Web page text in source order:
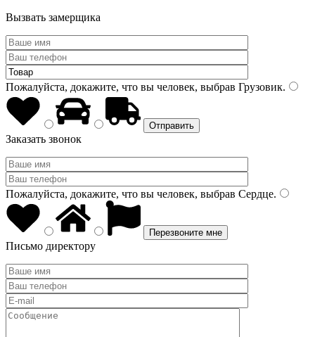
Вызвать замерщика
Пожалуйста, докажите, что вы человек, выбрав Грузовик.
Заказать звонок
Пожалуйста, докажите, что вы человек, выбрав Сердце.
Письмо директору